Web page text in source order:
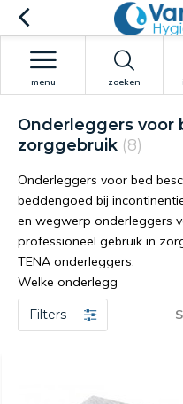
zoeken
menu
Onderleggers voor
zorggebruik (8)
Onderleggers voor bed
beddengoed bij
en wegwerp onderleggers
professioneel gebruik in
TENA onderleggers.
Welke onderlegg
Filters